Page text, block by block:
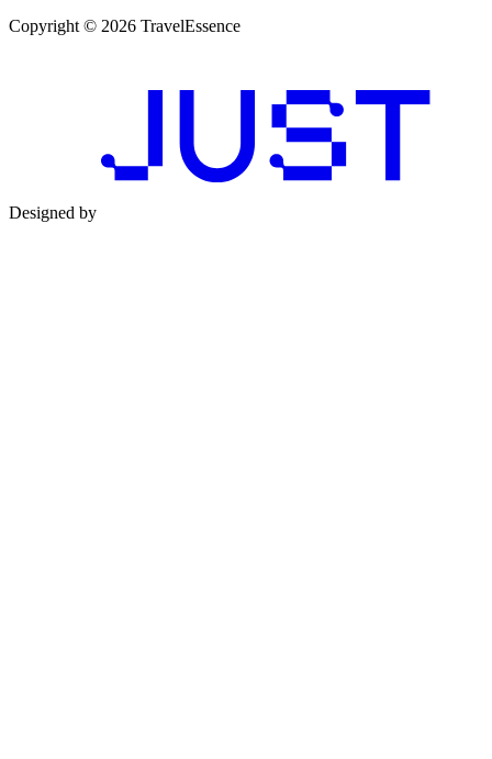
Copyright © 2026 TravelEssence
Designed by